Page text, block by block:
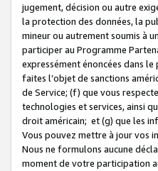
jugement, décision ou autre
la protection des données, la
mineur ou autrement soumis à
participer au Programme
expressément énoncées dans
faites l’objet de sanctions
de Service; (f) que vous
technologies et services, ainsi
droit américain; et (g) que les
Vous pouvez mettre à jour vos
Nous ne formulons aucune
moment de votre participation